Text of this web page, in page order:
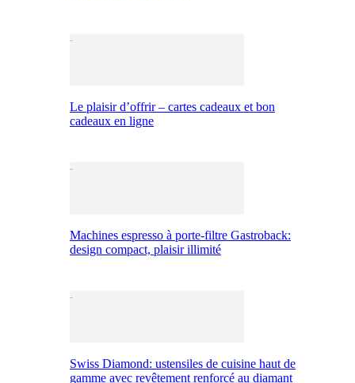
Le plaisir d’offrir – cartes cadeaux et bon
cadeaux en ligne
Machines espresso à porte-filtre Gastroback:
design compact, plaisir illimité
Swiss Diamond: ustensiles de cuisine haut de
gamme avec revêtement renforcé au diamant